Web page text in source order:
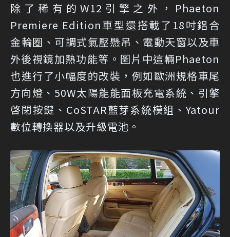
除了稀有的W12引擎之外，Phaeton
Premiere Edition車型還搭載了18吋鋁合
金輪圈、可調式氣壓懸吊、電動天窗以及車
外後視鏡加熱功能等。圖片中這輛Phaeton
也進行了小幅度的改裝，例如歐洲規格車尾
方向燈、50W太陽能能面板充電系統、引擎
啓閉按鍵、CoSTAR藍芽系統模組、Yatour
數位轉換器以及升級電池。